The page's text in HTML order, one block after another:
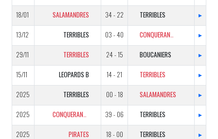
18/01 SALAMANDRES 34 - 22 TERRIBLES ▸
13/12 TERRIBLES 03 - 40 CONQUERANTS ▸
29/11 TERRIBLES 24 - 15 BOUCANIERS ▸
15/11 LEOPARDS B 14 - 21 TERRIBLES ▸
2025 TERRIBLES 00 - 18 SALAMANDRES ▸
2025 CONQUERANTS 39 - 06 TERRIBLES ▸
2025 PIRATES 18 - 00 TERRIBLES ▸